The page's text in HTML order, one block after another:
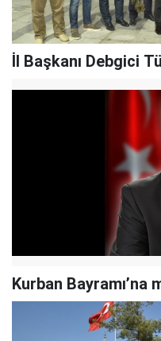
İl Başkanı Debgici
Kurban Bayramı’na